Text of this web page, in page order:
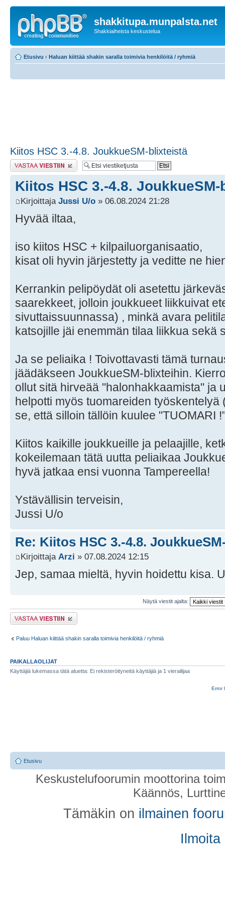
shakkitupa.munpalsta.net
Shakkiaiheista keskustelua
Etusivu ‹ Haluan kiittää shakin saralla toimivia henkilöitä / ryhmiä
Kiitos HSC 3.-4.8. JoukkueSM-blixteistä
Lähetä vastaus
Kiitos HSC 3.-4.8.
Kirjoittaja Jussi U/o » 06.08.2024 21:28
Hyvää iltaa,
iso kiitos HSC + kilpailuorganisaatio,
kisat oli hyvin järjestetty ja veditte ne
Kerrankin pelipöydät oli asetettu
saarekkeet, jolloin joukkueet liikkuivat
sivuttaissuunnassa) , minkä avara
katsojille jäi enemmän tilaa liikkua sekä
Ja se peliaika ! Toivottavasti tämä
jäädäkseen JoukkueSM-blixteihin.
ollut sitä hirveää "halonhakkaamista" ja
helpotti myös tuomareiden
se, että silloin tällöin kuulee "TUOMARI
Kiitos kaikille joukkueille ja pelaajille,
kokeilemaan tätä uutta peliaikaa
hyvä jatkaa ensi vuonna Tampereella!
Ystävällisin terveisin,
Jussi U/o
Re: Kiitos HSC 3.-4.8.
Kirjoittaja Arzi » 07.08.2024 12:15
Jep, samaa mieltä, hyvin hoidettu kisa.
Näytä viestit ajalta:
Lähetä vastaus
Paluu Haluan kiittää shakin saralla toimivia henkilöitä / ryhmiä
PAIKALLAOLIJAT
Käyttäjiä lukemassa tätä aluetta: Ei rekisteröityneitä käyttäjiä ja 1 vierailijaa
Error
Etusivu
Keskustelufoorumin moottorina
Käännös,
Tämäkin on ilmainen